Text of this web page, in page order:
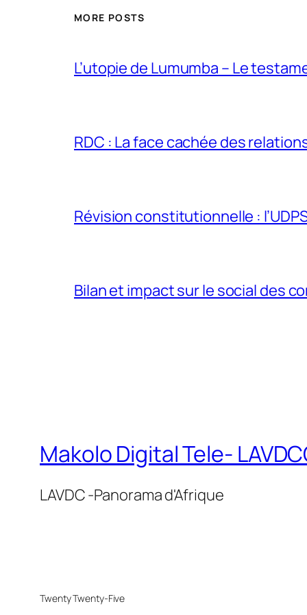
MORE POSTS
L’utopie de Lumumba – Le
RDC : La face cachée des
Révision constitutionnelle :
Bilan et impact sur le social des
Makolo Digital Tele-
LAVDC -Panorama d'Afrique
Twenty Twenty-Five